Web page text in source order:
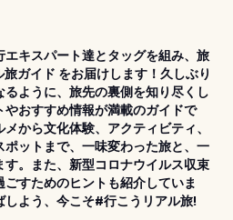
キスパート達とタッグを組み、旅
ガイド をお届けします！久しぶり
ように、旅先の裏側を知り尽くし
おすすめ情報が満載のガイドで
から文化体験、アクティビティ、
ットまで、一味変わった旅と、一
。また、新型コロナウイルス収束
すためのヒントも紹介していま
よう、今こそ#行こうリアル旅!